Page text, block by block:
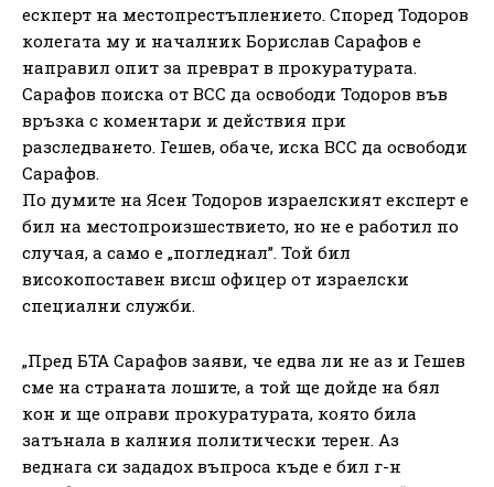
ескперт на местопрестъплението. Според Тодоров
колегата му и началник Борислав Сарафов е
направил опит за преврат в прокуратурата.
Сарафов поиска от ВСС да освободи Тодоров във
връзка с коментари и действия при
разследването. Гешев, обаче, иска ВСС да освободи
Сарафов.
По думите на Ясен Тодоров израелският експерт е
бил на местопроизшествието, но не е работил по
случая, а само е „погледнал”. Той бил
високопоставен висш офицер от израелски
специални служби.
„Пред БТА Сарафов заяви, че едва ли не аз и Гешев
сме на страната лошите, а той ще дойде на бял
кон и ще оправи прокуратурата, която била
затънала в калния политически терен. Аз
веднага си зададох въпроса къде е бил г-н